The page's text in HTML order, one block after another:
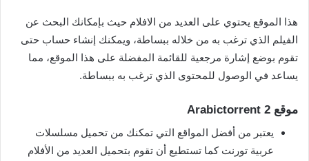
هذا الموقع يحتوي على العديد من الافلام حيث بإمكانك البحث عن
الفيلم الذي ترغب به من خلاله ببساطة، ويمكنك إنشاء حساب حتى
تقوم بوضع إشارة مرجعية للقائمة المفضلة على هذا الموقع، مما
يساعد في الوصول للمحتوى الذي ترغب به ببساطة.
موقع Arabictorrent 2
يعتبر من أفضل المواقع التي تمكنك من تحميل مسلسلات
عربية تورنت كما تستطيع أن تقوم بتحميل العديد من الأفلام